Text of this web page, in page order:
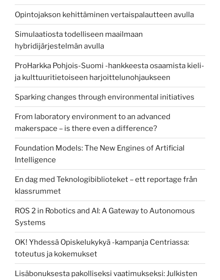
Opintojakson kehittäminen vertaispalautteen avulla
Simulaatiosta todelliseen maailmaan
hybridijärjestelmän avulla
ProHarkka Pohjois-Suomi -hankkeesta osaamista kieli-
ja kulttuuritietoiseen harjoittelunohjaukseen
Sparking changes through environmental initiatives
From laboratory environment to an advanced
makerspace – is there even a difference?
Foundation Models: The New Engines of Artificial
Intelligence
En dag med Teknologibiblioteket – ett reportage från
klassrummet
ROS 2 in Robotics and AI: A Gateway to Autonomous
Systems
OK! Yhdessä Opiskelukykyä -kampanja Centriassa:
toteutus ja kokemukset
Lisäbonuksesta pakolliseksi vaatimukseksi: Julkisten